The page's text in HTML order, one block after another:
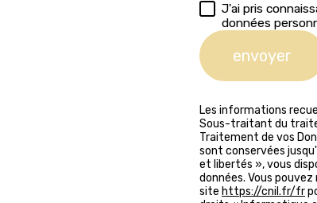
J'ai pris
données
envoyer
Les informations
Sous-traitant du
Traitement de vos
sont conservées
et libertés », vous
données. Vous
site https://cnil.fr/fr